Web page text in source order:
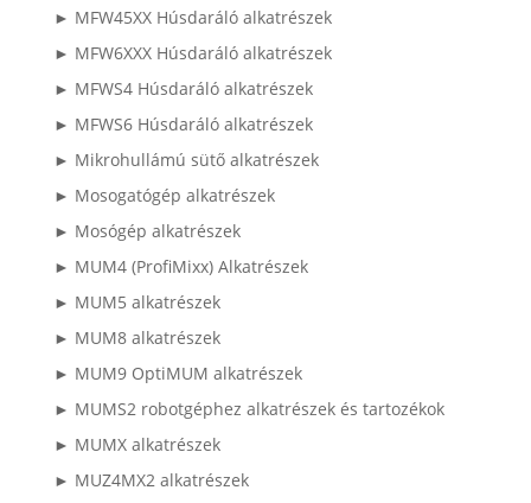
► MFW45XX Húsdaráló alkatrészek
► MFW6XXX Húsdaráló alkatrészek
► MFWS4 Húsdaráló alkatrészek
► MFWS6 Húsdaráló alkatrészek
► Mikrohullámú sütő alkatrészek
► Mosogatógép alkatrészek
► Mosógép alkatrészek
► MUM4 (ProfiMixx) Alkatrészek
► MUM5 alkatrészek
► MUM8 alkatrészek
► MUM9 OptiMUM alkatrészek
► MUMS2 robotgéphez alkatrészek és tartozékok
► MUMX alkatrészek
► MUZ4MX2 alkatrészek